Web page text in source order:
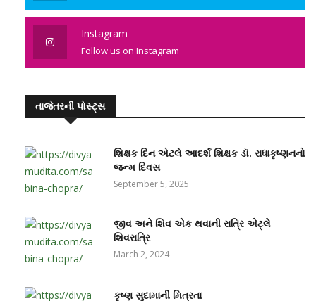
Instagram
Follow us on Instagram
તાજેતરની પોસ્ટ્સ
શિક્ષક દિન એટલે આદર્શ શિક્ષક ડૉ. રાધાકૃષ્ણનનો
જન્મ દિવસ
September 5, 2025
જીવ અને શિવ એક થવાની રાત્રિ એટ્લે
શિવરાત્રિ
March 2, 2024
કૃષ્ણ સુદામાની મિત્રતા